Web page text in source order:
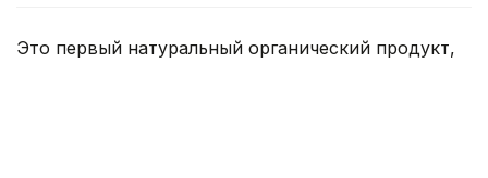
Это первый натуральный органический продукт,